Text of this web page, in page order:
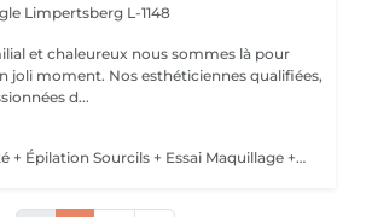
Limpertsberg L-1148
et chaleureux nous sommes là pour
joli moment. Nos esthéticiennes qualifiées,
d...
Soin Mise en Beauté + Épilation Sourcils + Essai Maquillage + Maquillage Jour J + Soin des Mains